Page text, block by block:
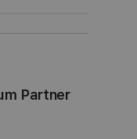
Partner